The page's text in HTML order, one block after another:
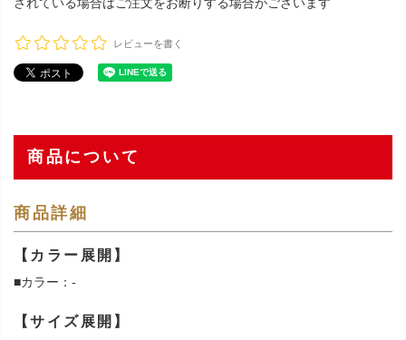
されている場合はご注文をお断りする場合がございます
レビューを書く
商品について
商品詳細
【カラー展開】
■カラー：-
【サイズ展開】